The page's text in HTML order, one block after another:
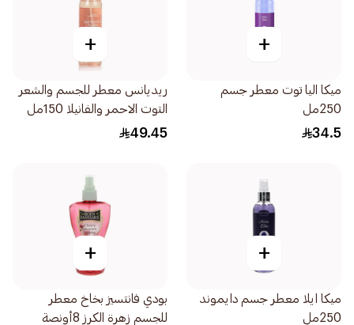
+
ميكا اليا توت معطر جسم
250مل
34.5
+
ريديانس معطر للجسم والشعر
التوت الاحمر والفانيلا 150مل
49.45
+
ميكا ايلا معطر جسم دايموند
250مل
+
بودي فانتسيز بخاخ معطر
للجسم زهرة الكرز 8أونصة